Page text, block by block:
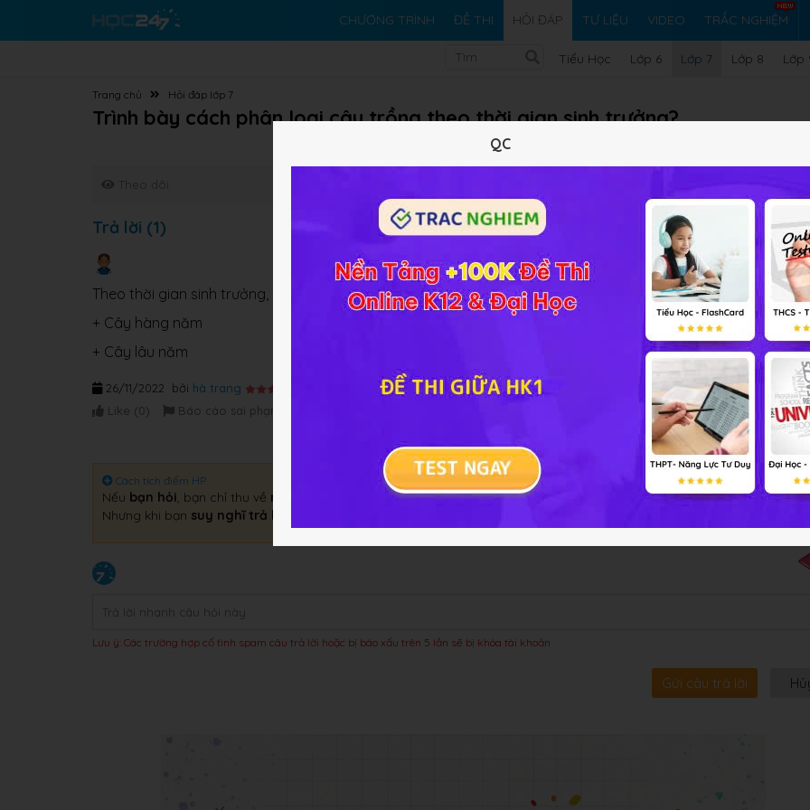
CHƯƠNG TRÌNH ĐỀ THI HỎI ĐÁP TƯ LIỆU VIDEO TRẮC NGHIỆM
Tiểu Học Lớp 6 Lớp 7 Lớp 8 Lớp
Trang chủ Hỏi đáp lớp 7
Trình bày cách phân loại cây trồng theo thời gian sinh trưởng?
Theo dõi
Trả lời (1)
Theo thời gian sinh trưởng, cây trồng được chia thành 2 nhóm:
+ Cây hàng năm
+ Cây lâu năm
bởi hà trang
26/11/2022
Like (0) Báo cáo sai phạm
Cách tích điểm HP
Nếu bạn hỏi, bạn chỉ thu về một câu trả lời
Nhưng khi bạn suy nghĩ trả lời
Lưu ý: Các trường hợp cố tình spam câu trả lời hoặc bị báo xấu trên 5 lần sẽ bị khóa tài khoản
Gửi câu trả lời
QC